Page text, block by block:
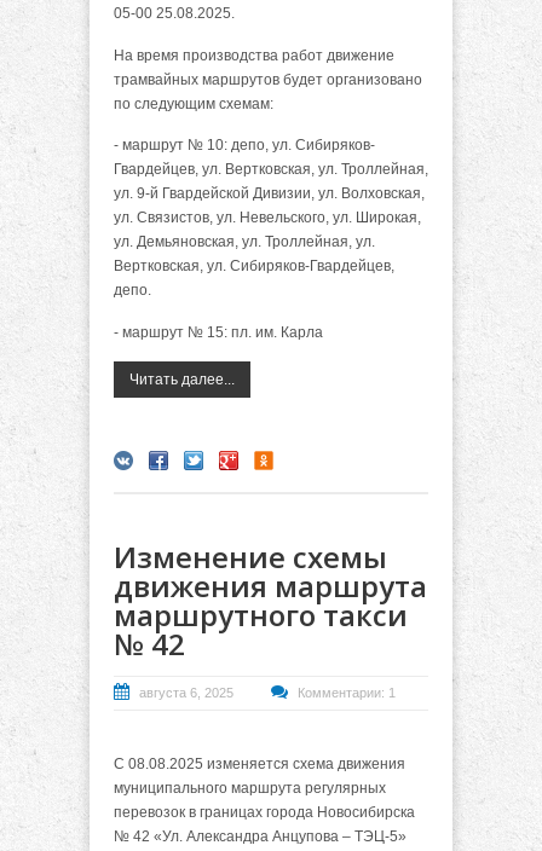
05-00 25.08.2025.
На время производства работ движение
трамвайных маршрутов будет организовано
по следующим схемам:
- маршрут № 10: депо, ул. Сибиряков-
Гвардейцев, ул. Вертковская, ул. Троллейная,
ул. 9-й Гвардейской Дивизии, ул. Волховская,
ул. Связистов, ул. Невельского, ул. Широкая,
ул. Демьяновская, ул. Троллейная, ул.
Вертковская, ул. Сибиряков-Гвардейцев,
депо.
- маршрут № 15: пл. им. Карла
Читать далее...
Изменение схемы
движения маршрута
маршрутного такси
№ 42
августа 6, 2025 Комментарии: 1
С 08.08.2025 изменяется схема движения
муниципального маршрута регулярных
перевозок в границах города Новосибирска
№ 42 «Ул. Александра Анцупова – ТЭЦ-5»